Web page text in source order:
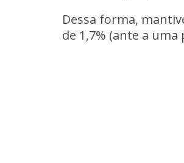
Dessa forma,
de 1,7% (ante a uma